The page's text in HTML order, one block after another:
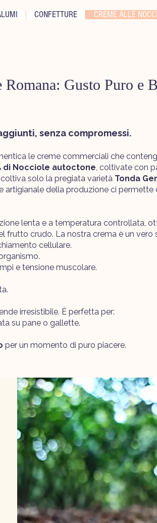
CONFETTURE CREME ALLE
Gusto Puro e
senza compromessi.
le creme commerciali che
di Nocciole autoctone, coltivate con
solo la pregiata varietà Tonda
della produzione ci permette
lenta e a temperatura controllata,
crudo. La nostra crema è un vero
cellulare.
e tensione muscolare.
irresistibile. È perfetta per:
su pane o gallette.
per un momento di puro piacere.